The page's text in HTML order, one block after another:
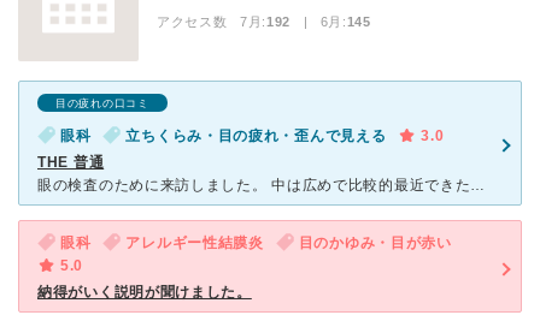
アクセス数 7月:192 | 6月:145
目の疲れの口コミ
眼科 立ちくらみ・目の疲れ・歪んで見える
3.0
THE 普通
眼の検査のために来訪しました。 中は広めで比較的最近できたようで綺麗にされていました。 近くに小学校や中学校があるため子ども連れの親御さんが何組かいました。 子どものためかマンガやおもちゃがあり
眼科 アレルギー性結膜炎
目のかゆみ・目が赤い
5.0
納得がいく説明が聞けました。